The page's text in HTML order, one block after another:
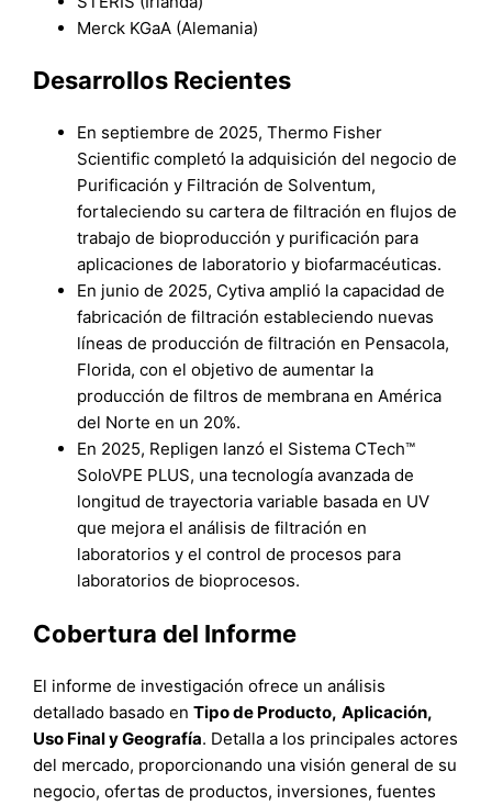
Merck KGaA (Alemania)
Desarrollos Recientes
En septiembre de 2025, Thermo Fisher
Scientific completó la adquisición del negocio de
Purificación y Filtración de Solventum,
fortaleciendo su cartera de filtración en flujos de
trabajo de bioproducción y purificación para
aplicaciones de laboratorio y biofarmacéuticas.
En junio de 2025, Cytiva amplió la capacidad de
fabricación de filtración estableciendo nuevas
líneas de producción de filtración en Pensacola,
Florida, con el objetivo de aumentar la
producción de filtros de membrana en América
del Norte en un 20%.
En 2025, Repligen lanzó el Sistema CTech™
SoloVPE PLUS, una tecnología avanzada de
longitud de trayectoria variable basada en UV
que mejora el análisis de filtración en
laboratorios y el control de procesos para
laboratorios de bioprocesos.
Cobertura del Informe
El informe de investigación ofrece un análisis
detallado basado enTipo de Producto, Aplicación,
Uso FinalyGeografía. Detalla a los principales actores
del mercado, proporcionando una visión general de su
negocio, ofertas de productos, inversiones, fuentes